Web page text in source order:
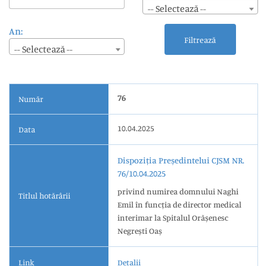
-- Selectează --
An:
-- Selectează --
Filtrează
Număr 76
Data 10.04.2025
Titlul hotărârii
Dispoziția Președintelui CJSM NR.
76/10.04.2025
privind numirea domnului Naghi
Emil în funcția de director medical
interimar la Spitalul Orășenesc
Negrești Oaș
Link Detalii